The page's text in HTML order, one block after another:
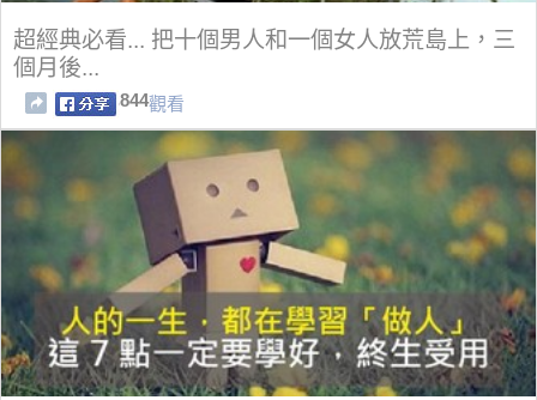
超經典必看... 把十個男人和一個女人放荒島上，三
個月後...
844觀看